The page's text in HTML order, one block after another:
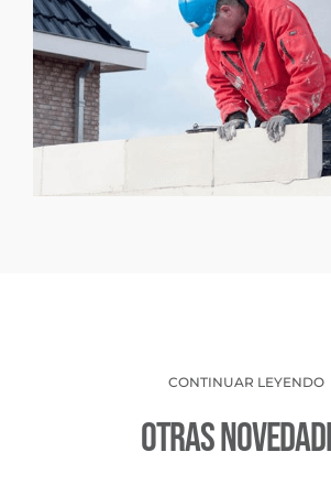
CONTINUAR LEYENDO
Otras